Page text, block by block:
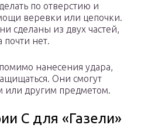
по отверстию и
веревки или цепочки.
сделаны из двух частей,
почти нет.
нанесения удара,
Они смогут
или другим предметом.
С для «Газели»